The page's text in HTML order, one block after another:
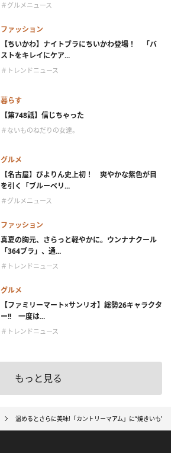
＃グルメニュース
ファッション
【ちいかわ】ナイトブラにちいかわ登場！ 「バ
ストをキレイにケア...
＃トレンドニュース
暮らす
【第748話】信じちゃった
＃ないものねだりの女達。
グルメ
【名古屋】ぴよりん史上初！ 爽やかな紫色が目
を引く「ブルーベリ...
＃グルメニュース
ファッション
真夏の胸元、さらっと軽やかに。ウンナナクール
「364ブラ」、通...
＃トレンドニュース
グルメ
【ファミリーマート×サンリオ】総勢26キャラクタ
ー!! 一度は...
＃トレンドニュース
もっと見る
温めるとさらに美味!「カントリーマアム」に“焼きいも”